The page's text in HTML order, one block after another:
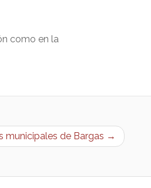
como en la
municipales de Bargas →